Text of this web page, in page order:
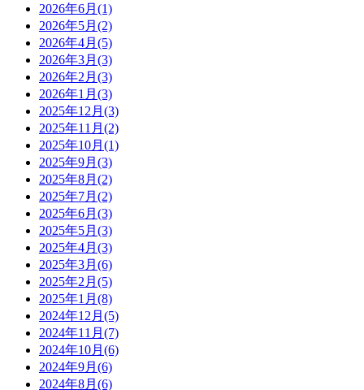
2026年6月(1)
2026年5月(2)
2026年4月(5)
2026年3月(3)
2026年2月(3)
2026年1月(3)
2025年12月(3)
2025年11月(2)
2025年10月(1)
2025年9月(3)
2025年8月(2)
2025年7月(2)
2025年6月(3)
2025年5月(3)
2025年4月(3)
2025年3月(6)
2025年2月(5)
2025年1月(8)
2024年12月(5)
2024年11月(7)
2024年10月(6)
2024年9月(6)
2024年8月(6)